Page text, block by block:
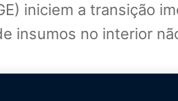
iniciem a transição
insumos no interior